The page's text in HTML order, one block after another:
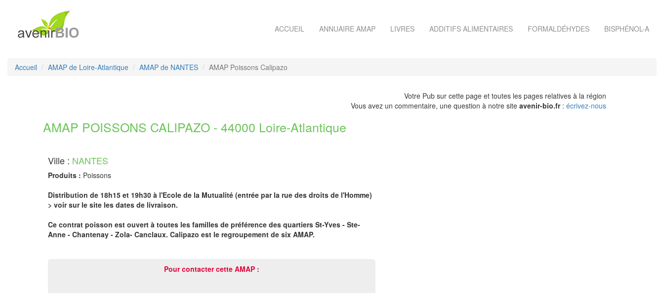
ACCUEIL ANNUAIRE AMAP LIVRES ADDITIFS ALIMENTAIRES FORMALDÉHYDES BISPHÉNOL-A
Accueil AMAP de Loire-Atlantique AMAP de NANTES AMAP Poissons Calipazo
Votre Pub sur cette page et toutes les pages relatives à la région
Vous avez un commentaire, une question à notre site avenir-bio.fr: écrivez-nous
AMAP POISSONS CALIPAZO - 44000 Loire-Atlantique
Ville : NANTES
Produits : Poissons
Distribution de 18h15 et 19h30 à l'Ecole de la Mutualité (entrée par la rue des droits de l'Homme)
> voir sur le site les dates de livraison.
Ce contrat poisson est ouvert à toutes les familles de préférence des quartiers St-Yves - Ste-
Anne - Chantenay - Zola- Canclaux. Calipazo est le regroupement de six AMAP.
Pour contacter cette AMAP :